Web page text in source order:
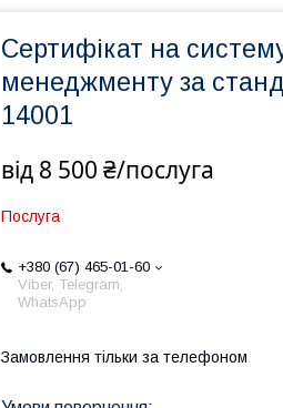
Сертифікат на
менеджменту за
14001
від 8 500 ₴/послуга
Послуга
+380 (67) 465-01-60
Viber, Telegram,
WhatsApp
Замовлення тільки за телефоном